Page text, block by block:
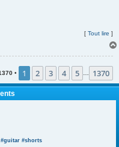
[ Tout lire ]
• 1 2 3 4 5 1370
#shorts